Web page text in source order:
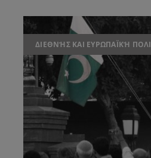
ΔΙΕΘΝΉΣ ΚΑΙ ΕΥΡΩΠΑΪΚΉ